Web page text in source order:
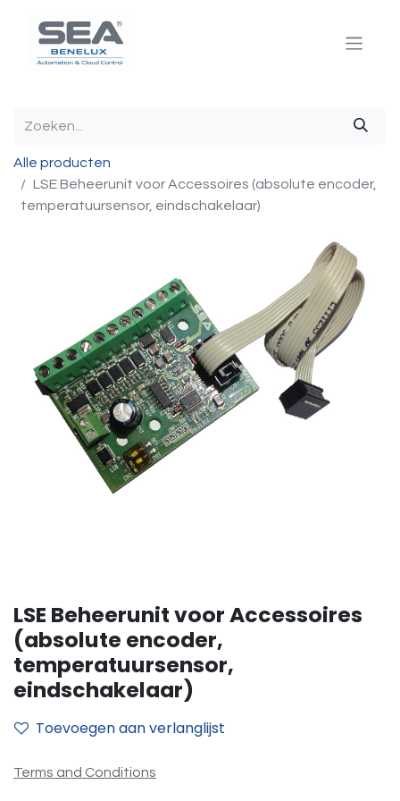
Alle producten
LSE Beheerunit voor Accessoires (absolute encoder,
temperatuursensor, eindschakelaar)
LSE Beheerunit voor Accessoires
(absolute encoder,
temperatuursensor,
eindschakelaar)
Toevoegen aan verlanglijst
Terms and Conditions